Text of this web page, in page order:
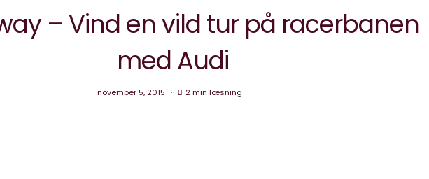
– Vind en vild tur på racerbanen
med Audi
november 5, 2015 2 min læsning